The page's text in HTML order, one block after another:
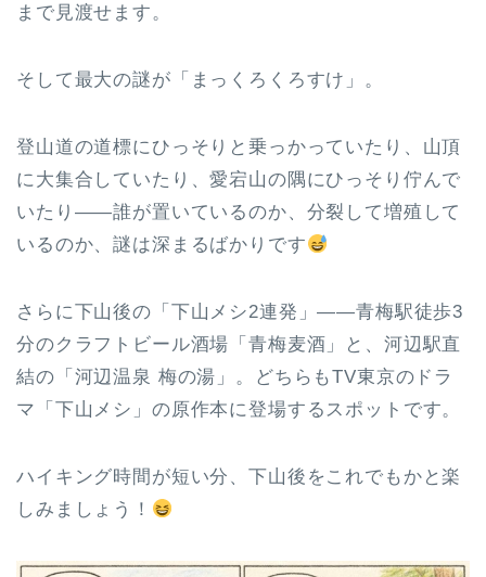
まで見渡せます。
そして最大の謎が「まっくろくろすけ」。
登山道の道標にひっそりと乗っかっていたり、山頂
に大集合していたり、愛宕山の隅にひっそり佇んで
いたり——誰が置いているのか、分裂して増殖して
いるのか、謎は深まるばかりです
さらに下山後の「下山メシ2連発」——青梅駅徒歩3
分のクラフトビール酒場「青梅麦酒」と、河辺駅直
結の「河辺温泉 梅の湯」。どちらもTV東京のドラ
マ「下山メシ」の原作本に登場するスポットです。
ハイキング時間が短い分、下山後をこれでもかと楽
しみましょう！